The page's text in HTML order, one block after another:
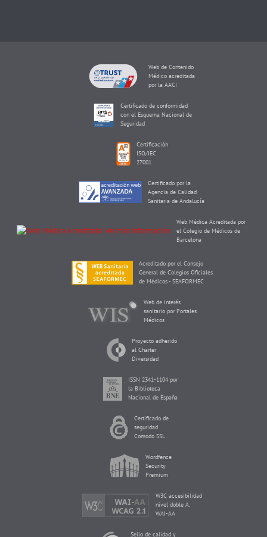
Web de Contenido
Médico acreditada
por la AACI
Certificado de conformidad
con el Esquema Nacional de
Seguridad
Certificación
ISO/IEC
27001
Certificado por la
Agencia de Calidad
Sanitaria de Andalucía
Web Médica Acreditada por
el Colegio de Médicos de
Barcelona
Acreditado por el Consejo
General de Colegios Oficiales
de Médicos - SEAFORMEC
Web de interés
sanitario por Portales
Médicos
Proyecto adherido
al Charter
Diversidad
ISSN 2341-1104 por
la Biblioteca
Nacional de España
Certificado de
seguridad
Comodo SSL
Wordfence
Security
Premium
W3C accesibilidad
nivel doble A,
WAI-AA
Sello de calidad y